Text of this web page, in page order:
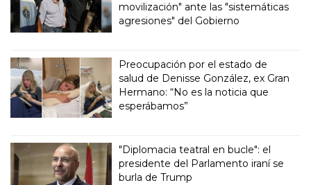
movilización" ante las "sistemáticas
agresiones" del Gobierno
Preocupación por el estado de
salud de Denisse González, ex Gran
Hermano: “No es la noticia que
esperábamos”
"Diplomacia teatral en bucle": el
presidente del Parlamento iraní se
burla de Trump